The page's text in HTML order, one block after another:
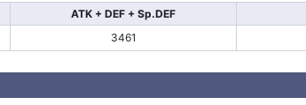
ATK + DEF + Sp.DEF
3461